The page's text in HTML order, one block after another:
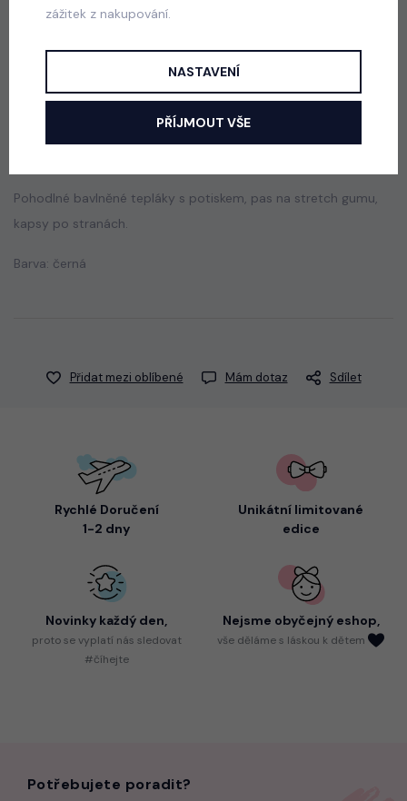
599 Kč
Jak vybrat správnou velikost?
Pohodlné bavlněné tepláky s potiskem, pas na stretch gumu,
kapsy po stranách.
Barva: černá
Přidat mezi oblíbené Mám dotaz Sdílet
Rychlé Doručení
1-2 dny
Unikátní limitované
edice
Novinky každý den,
protose vyplatí nás sledovat
#číhejte
Nejsme obyčejný eshop,
vše děláme s láskou k dětem
Potřebujete poradit?
zážitek z nakupování.
NASTAVENÍ
PŘÍJMOUT VŠE